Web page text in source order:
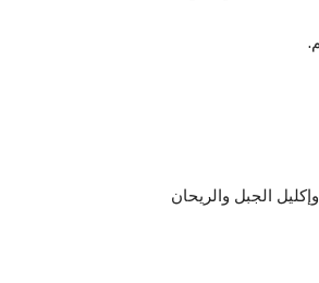
الجبل والريحان